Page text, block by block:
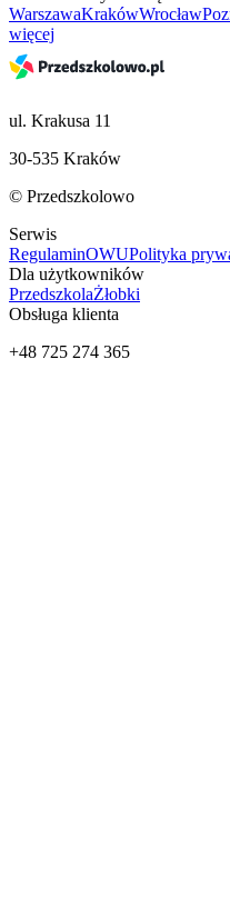
WarszawaKrakówWrocław
więcej
ul. Krakusa 11
30-535 Kraków
© Przedszkolowo
Serwis
RegulaminOWUPolityka
Dla użytkowników
PrzedszkolaŻłobki
Obsługa klienta
+48 725 274 365